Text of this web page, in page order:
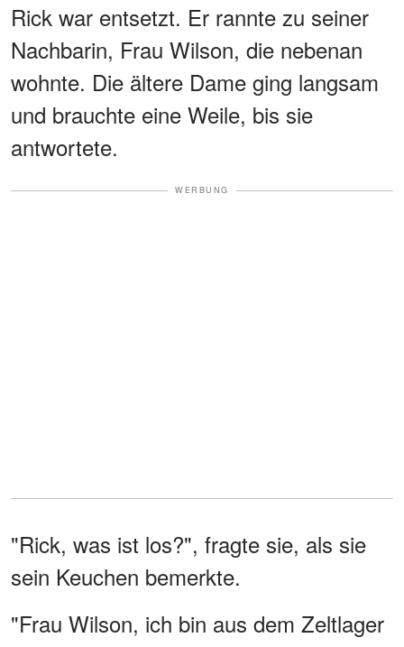
Rick war entsetzt. Er rannte zu seiner
Nachbarin, Frau Wilson, die nebenan
wohnte. Die ältere Dame ging langsam
und brauchte eine Weile, bis sie
antwortete.
WERBUNG
"Rick, was ist los?", fragte sie, als sie
sein Keuchen bemerkte.
"Frau Wilson, ich bin aus dem Zeltlager